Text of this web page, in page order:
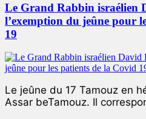
Le Grand Rabbin israélien
l’exemption du jeûne pour
19
Le jeûne du 17 Tamouz en
Assar beTamouz. Il